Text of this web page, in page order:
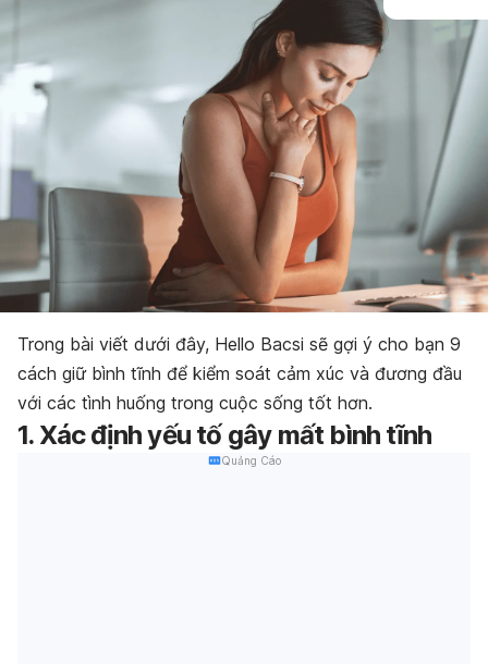
Trong bài viết dưới đây, Hello Bacsi sẽ gợi ý cho bạn 9
cách giữ bình tĩnh để kiểm soát cảm xúc và đương đầu
với các tình huống trong cuộc sống tốt hơn.
1. Xác định yếu tố gây mất bình tĩnh
Quảng Cáo